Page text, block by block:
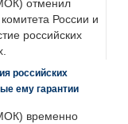
отменил
России и
российских
российских
ему гарантии
временно